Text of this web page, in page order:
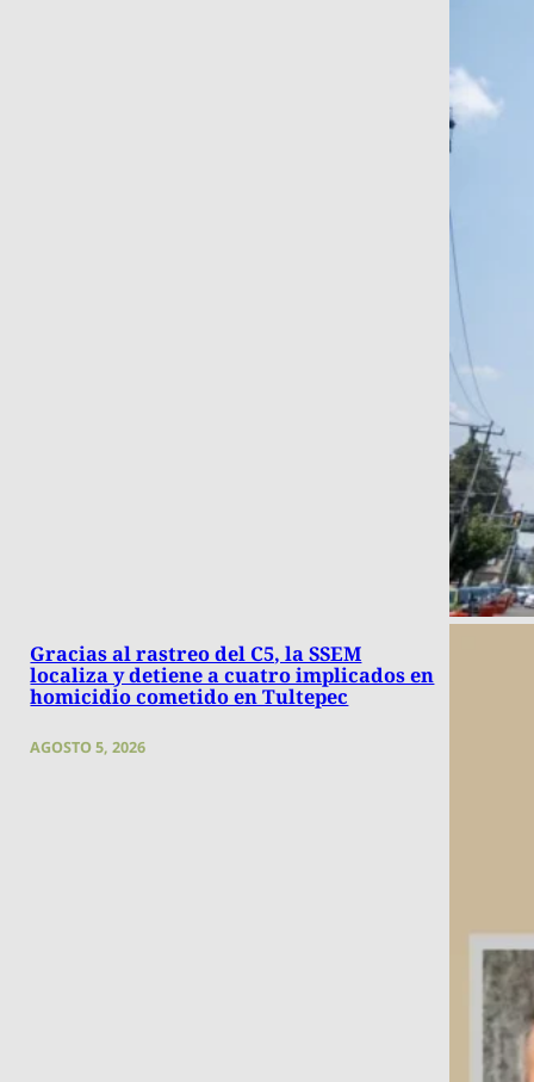
Gracias al rastreo del C5, la SSEM
localiza y detiene a cuatro implicados en
homicidio cometido en Tultepec
AGOSTO 5, 2026